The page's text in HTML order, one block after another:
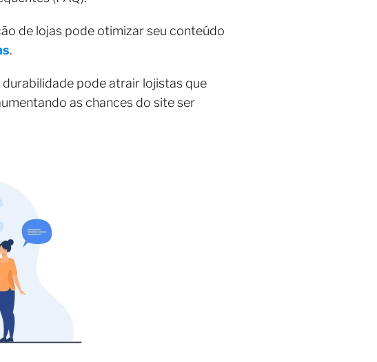
de lojas pode otimizar seu conteúdo
.
pode atrair lojistas que
as chances do site ser